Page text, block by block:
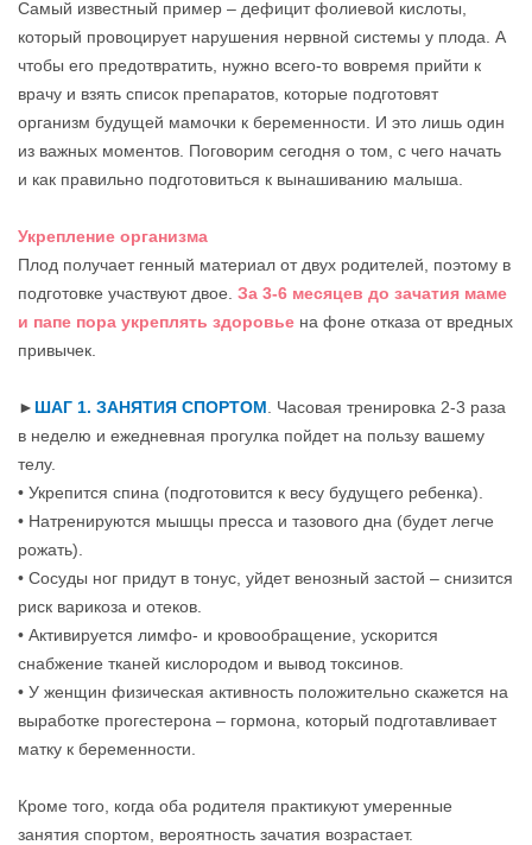
Самый известный пример – дефицит фолиевой кислоты,
который провоцирует нарушения нервной системы у плода. А
чтобы его предотвратить, нужно всего-то вовремя прийти к
врачу и взять список препаратов, которые подготовят
организм будущей мамочки к беременности. И это лишь один
из важных моментов. Поговорим сегодня о том, с чего начать
и как правильно подготовиться к вынашиванию малыша.
Укрепление организма
Плод получает генный материал от двух родителей, поэтому в
подготовке участвуют двое. За 3-6 месяцев до зачатия маме
и папе пора укреплять здоровье на фоне отказа от вредных
привычек.
► ШАГ 1. ЗАНЯТИЯ СПОРТОМ . Часовая тренировка 2-3 раза
в неделю и ежедневная прогулка пойдет на пользу вашему
телу.
• Укрепится спина (подготовится к весу будущего ребенка).
• Натренируются мышцы пресса и тазового дна (будет легче
рожать).
• Сосуды ног придут в тонус, уйдет венозный застой – снизится
риск варикоза и отеков.
• Активируется лимфо- и кровообращение, ускорится
снабжение тканей кислородом и вывод токсинов.
• У женщин физическая активность положительно скажется на
выработке прогестерона – гормона, который подготавливает
матку к беременности.
Кроме того, когда оба родителя практикуют умеренные
занятия спортом, вероятность зачатия возрастает.